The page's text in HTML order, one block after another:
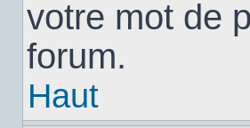
votre mot de
forum.
Haut